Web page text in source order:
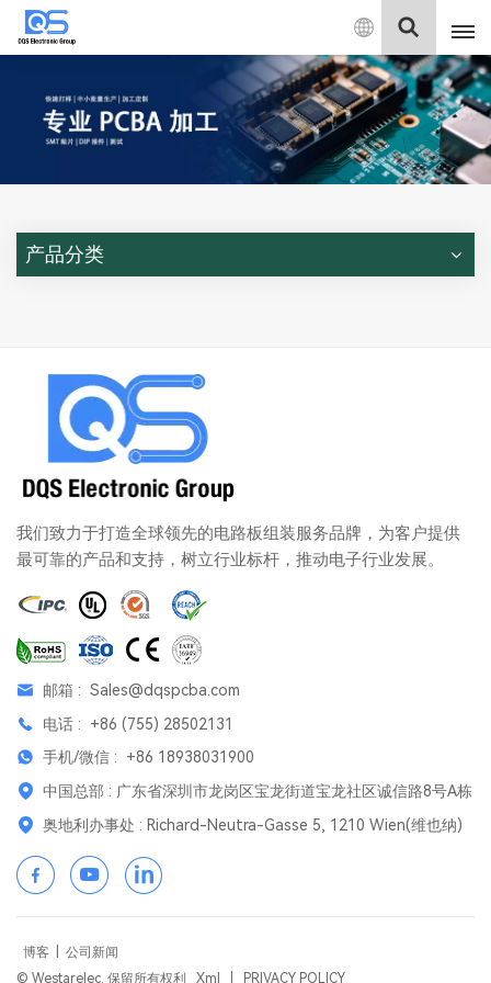
中
文
English
中文
Deutsch
产品分类
我们致力于打造全球领先的电路板组装服务品牌，为客户提供
最可靠的产品和支持，树立行业标杆，推动电子行业发展。
邮箱 : Sales@dqspcba.com
电话 : +86 (755) 28502131
手机/微信 : +86 18938031900
中国总部 : 广东省深圳市龙岗区宝龙街道宝龙社区诚信路8号A栋
奥地利办事处 : Richard-Neutra-Gasse 5, 1210 Wien(维也纳)
博客
公司新闻
© Westarelec. 保留所有权利
Xml PRIVACY POLICY